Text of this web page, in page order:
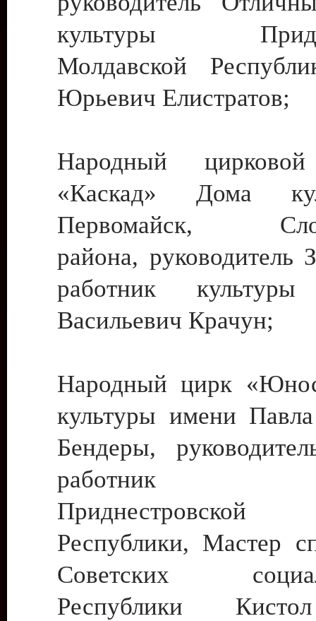
культуры
Молдавской
Юрьевич Елистратов;
Народный цирковой
«Каскад» Дома
Первомайск,
района, руководитель
работник культуры
Васильевич Крачун;
Народный цирк
культуры имени
Бендеры,
работник
Приднестровской
Республики, Мастер
Советских
Республики